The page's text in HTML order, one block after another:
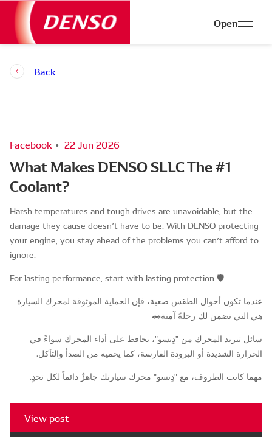
Open
Back
Facebook 22 Jun 2026
What Makes DENSO SLLC The #1
Coolant?
Harsh temperatures and tough drives are unavoidable, but the
damage they cause doesn’t have to be. With DENSO protecting
your engine, you stay ahead of the problems you can’t afford to
ignore.
For lasting performance, start with lasting protection 🛡️
عندما تكون أحوال الطقس صعبة، فإن الحماية الموثوقة لمحرك السيارة
هي التي تضمن لك رحلةً آمنة🚗
سائل تبريد المحرك من "دِنسو"، يحافظ على أداء المحرك سواءً في
الحرارة الشديدة أو البرودة القارسة، كما يحميه من الصدأ والتآكل.
مهما كانت الظروف، مع "دِنسو" محرك سيارتك جاهزٌ دائماً لكل تحدٍ.
View post